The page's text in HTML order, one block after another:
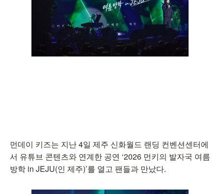
먼데이 키즈는 지난 4일 제주 신화월드 랜딩 컨벤션센터에
서 유튜브 콘텐츠와 연계한 공연 ‘2026 먼키의 발자국 여름
방학 in JEJU(인 제주)’를 열고 팬들과 만났다.